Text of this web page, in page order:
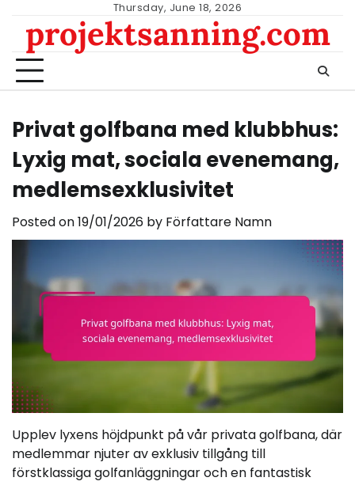
content
Thursday, June 18, 2026
projektsanning.com
Privat golfbana med klubbhus:
Lyxig mat, sociala evenemang,
medlemsexklusivitet
Posted on19/01/2026 by Författare Namn
Upplev lyxens höjdpunkt på vår privata golfbana, där
medlemmar njuter av exklusiv tillgång till
förstklassiga golfanläggningar och en fantastisk